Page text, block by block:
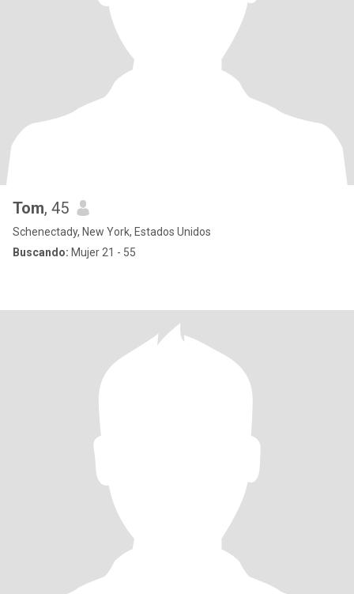
Tom, 45
Schenectady, New York, Estados Unidos
Buscando: Mujer 21 - 55